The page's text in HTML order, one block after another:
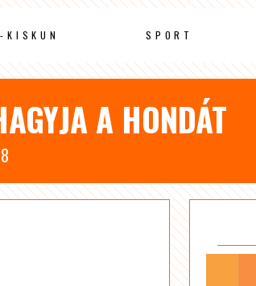
KISKUN SPORT
A HONDÁT